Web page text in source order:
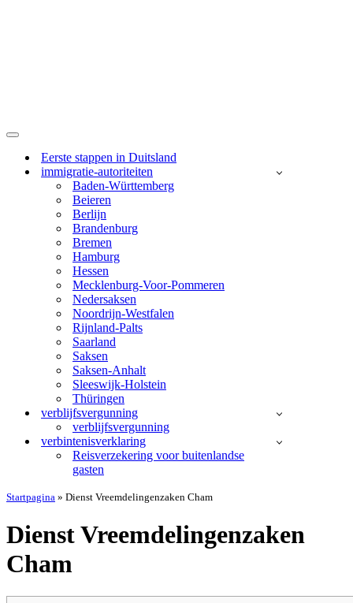
Navigatie
Eerste stappen in Duitsland
immigratie-autoriteiten
Baden-Württemberg
Beieren
Berlijn
Brandenburg
Bremen
Hamburg
Hessen
Mecklenburg-Voor-Pommeren
Nedersaksen
Noordrijn-Westfalen
Rijnland-Palts
Saarland
Saksen
Saksen-Anhalt
Sleeswijk-Holstein
Thüringen
verblijfsvergunning
verblijfsvergunning
verbintenisverklaring
Reisverzekering voor buitenlandse
gasten
Startpagina » Dienst Vreemdelingenzaken Cham
Dienst Vreemdelingenzaken
Cham